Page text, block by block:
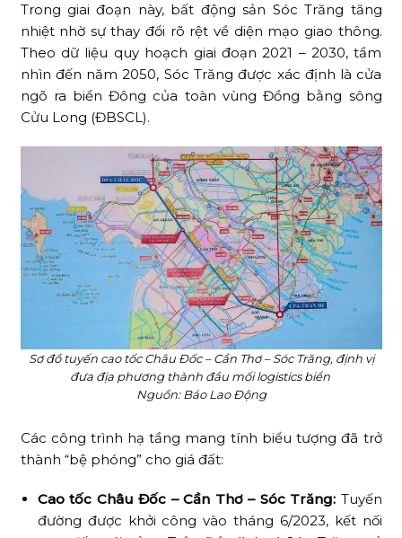
Trong giai đoạn này, bất động sản Sóc Trăng tăng
nhiệt nhờ sự thay đổi rõ rệt về diện mạo giao thông.
Theo dữ liệu quy hoạch giai đoạn 2021 – 2030, tầm
nhìn đến năm 2050, Sóc Trăng được xác định là cửa
ngõ ra biển Đông của toàn vùng Đồng bằng sông
Cửu Long (ĐBSCL).
Sơ đồ tuyến cao tốc Châu Đốc – Cần Thơ – Sóc Trăng, định vị
đưa địa phương thành đầu mối logistics biển
Nguồn: Báo Lao Động
Các công trình hạ tầng mang tính biểu tượng đã trở
thành “bệ phóng” cho giá đất:
Cao tốc Châu Đốc – Cần Thơ – Sóc Trăng: Tuyến
đường được khởi công vào tháng 6/2023, kết nối